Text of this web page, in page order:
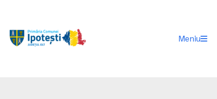
Meniu